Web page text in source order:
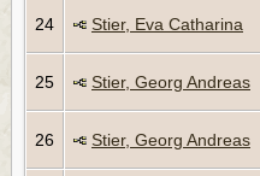
24 Stier, Eva Catharina
25 Stier, Georg Andreas
26 Stier, Georg Andreas